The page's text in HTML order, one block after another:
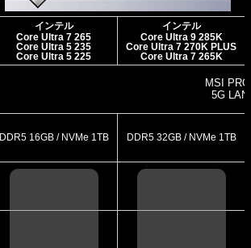
インテル
Core Ultra 7 265
Core Ultra 5 235
Core Ultra 5 225
インテル
Core Ultra 9 285K
Core Ultra 7 270K PLUS
Core Ultra 7 265K
MSI
5G
DDR5 16GB / NVMe 1TB DDR5 32GB / NVMe 1TB